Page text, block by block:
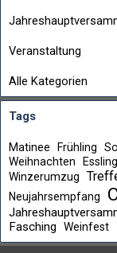
Veranstaltung
Alle Kategorien
Tags
Matinee Frühling
Weihnachten
Winzerumzug
Neujahrsempfang
Fasching Weinfest